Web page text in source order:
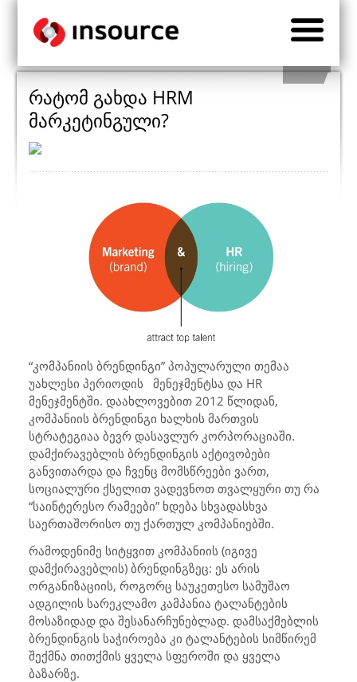
რატომ გახდა HRM
მარკეტინგული?
“კომპანიის ბრენდინგი” პოპულარული თემაა
უახლესი პერიოდის მენეჯმენტსა და HR
მენეჯმენტში. დაახლოვებით 2012 წლიდან,
კომპანიის ბრენდინგი ხალხის მართვის
სტრატეგიაა ბევრ დასავლურ კორპორაციაში.
დამქირავებლის ბრენდინგის აქტივობები
განვითარდა და ჩვენც მომსწრეები ვართ,
სოციალური ქსელით ვადევნოთ თვალყური თუ რა
“საინტერესო რამეები” ხდება სხვადასხვა
საერთაშორისო თუ ქართულ კომპანიებში.
რამოდენიმე სიტყვით კომპანიის (იგივე
დამქირავებლის) ბრენდინგზეც: ეს არის
ორგანიზაციის, როგორც საუკეთესო სამუშაო
ადგილის სარეკლამო კამპანია ტალანტების
მოსაზიდად და შესანარჩუნებლად. დამსაქმებლის
ბრენდინგის საჭიროება კი ტალანტების სიმწირემ
შექმნა თითქმის ყველა სფეროში და ყველა
ბაზარზე.